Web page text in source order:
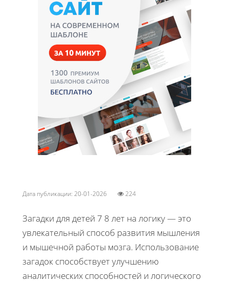
Дата публикации: 20-01-2026 224
Загадки для детей 7 8 лет на логику — это
увлекательный способ развития мышления
и мышечной работы мозга. Использование
загадок способствует улучшению
аналитических способностей и логического